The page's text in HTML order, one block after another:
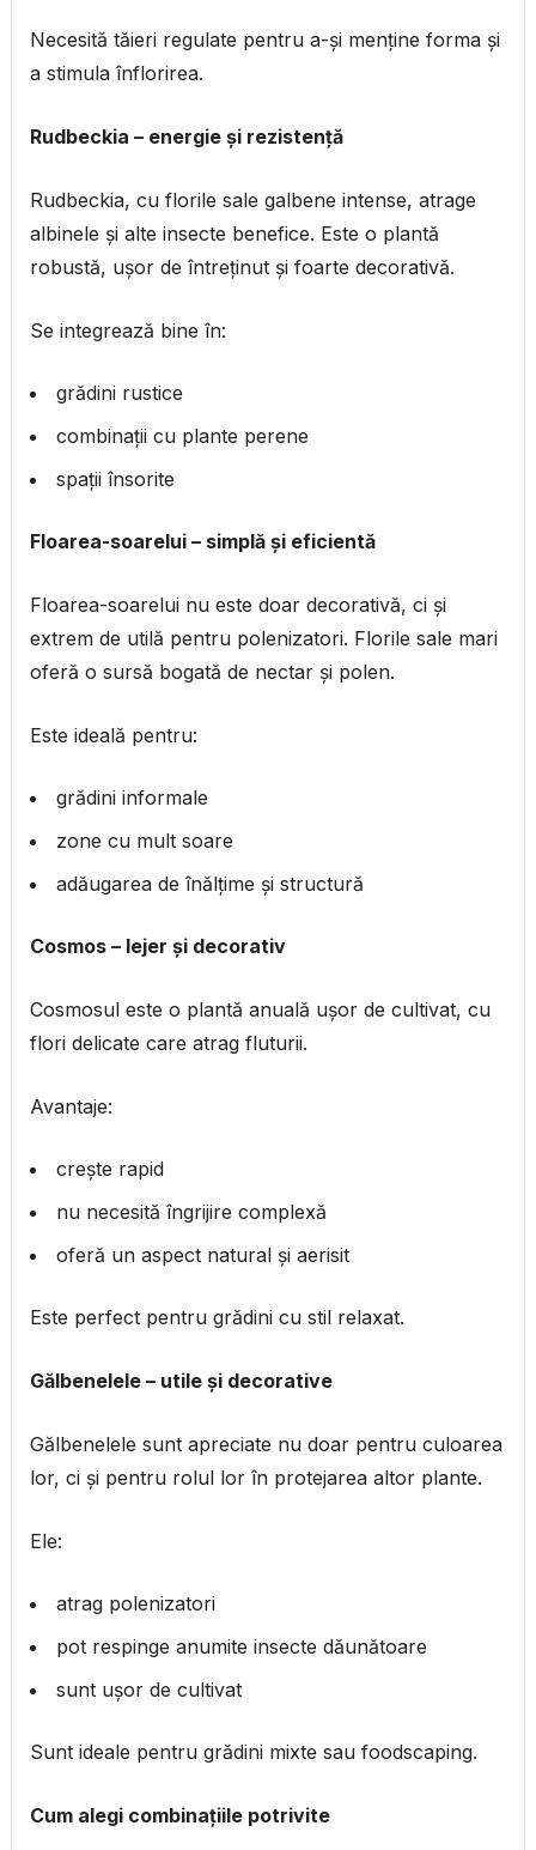
Necesită tăieri regulate pentru a-și menține forma și
a stimula înflorirea.
Rudbeckia – energie și rezistență
Rudbeckia, cu florile sale galbene intense, atrage
albinele și alte insecte benefice. Este o plantă
robustă, ușor de întreținut și foarte decorativă.
Se integrează bine în:
grădini rustice
combinații cu plante perene
spații însorite
Floarea-soarelui – simplă și eficientă
Floarea-soarelui nu este doar decorativă, ci și
extrem de utilă pentru polenizatori. Florile sale mari
oferă o sursă bogată de nectar și polen.
Este ideală pentru:
grădini informale
zone cu mult soare
adăugarea de înălțime și structură
Cosmos – lejer și decorativ
Cosmosul este o plantă anuală ușor de cultivat, cu
flori delicate care atrag fluturii.
Avantaje:
crește rapid
nu necesită îngrijire complexă
oferă un aspect natural și aerisit
Este perfect pentru grădini cu stil relaxat.
Gălbenelele – utile și decorative
Gălbenelele sunt apreciate nu doar pentru culoarea
lor, ci și pentru rolul lor în protejarea altor plante.
Ele:
atrag polenizatori
pot respinge anumite insecte dăunătoare
sunt ușor de cultivat
Sunt ideale pentru grădini mixte sau foodscaping.
Cum alegi combinațiile potrivite